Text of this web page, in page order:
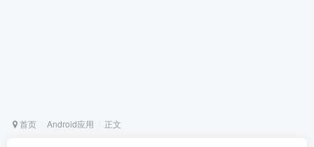
首页 Android应用 正文